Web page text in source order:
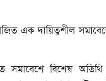
এক দায়িত্বশীল
সমাবেশে বিশেষ